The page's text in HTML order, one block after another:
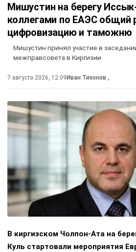
Мишустин на берегу
коллегами по ЕАЭС общий
цифровизацию и таможню
Мишустин принял участие в
межправсовета в Киргизии
7 августа 2026, 12:09 Иван Тихонов ,
В киргизском Чолпон-Ата на
Куль стартовали мероприятия